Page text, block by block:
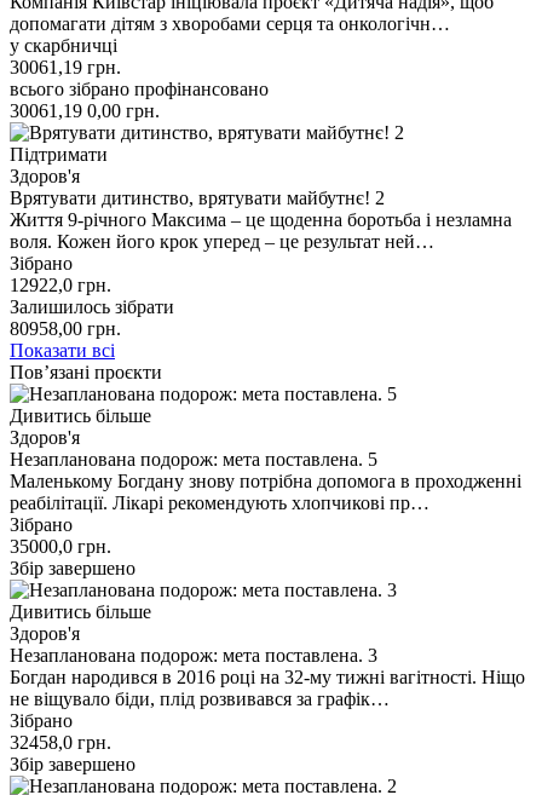
допомагати дітям з хворобами серця та онкологічн…
у скарбничці
30061,19 грн.
всього зібрано профінансовано
30061,19 0,00 грн.
Підтримати
Здоров'я
Врятувати дитинство, врятувати майбутнє! 2
Життя 9-річного Максима – це щоденна боротьба і незламна
воля. Кожен його крок уперед – це результат ней…
Зібрано
12922,0 грн.
Залишилось зібрати
80958,00 грн.
Показати всі
Пов’язані проєкти
Дивитись більше
Здоров'я
Незапланована подорож: мета поставлена. 5
Маленькому Богдану знову потрібна допомога в проходженні
реабілітації. Лікарі рекомендують хлопчикові пр…
Зібрано
35000,0 грн.
Збір завершено
Дивитись більше
Здоров'я
Незапланована подорож: мета поставлена. 3
Богдан народився в 2016 році на 32-му тижні вагітності. Ніщо
не віщувало біди, плід розвивався за графік…
Зібрано
32458,0 грн.
Збір завершено